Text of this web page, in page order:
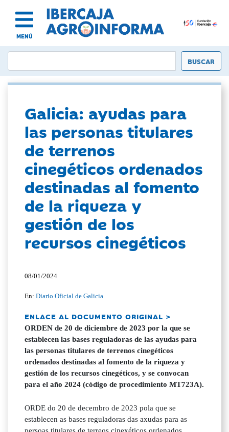
MENÚ
Galicia: ayudas para
las personas titulares
de terrenos
cinegéticos ordenados
destinadas al fomento
de la riqueza y
gestión de los
recursos cinegéticos
08/01/2024
En:Diario Oficial de Galicia
ENLACE AL DOCUMENTO ORIGINAL >
ORDEN de 20 de diciembre de 2023 por la que se
establecen las bases reguladoras de las ayudas para
las personas titulares de terrenos cinegéticos
ordenados destinadas al fomento de la riqueza y
gestión de los recursos cinegéticos, y se convocan
para el año 2024 (código de procedimiento MT723A).
ORDE do 20 de decembro de 2023 pola que se
establecen as bases reguladoras das axudas para as